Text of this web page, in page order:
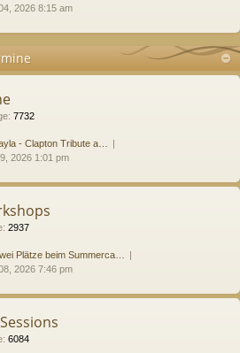
2026 8:15 am
: 7732
- Clapton Tribute a…
2026 1:01 pm
: 2937
Plätze beim Summerca…
08, 2026 7:46 pm
: 6084